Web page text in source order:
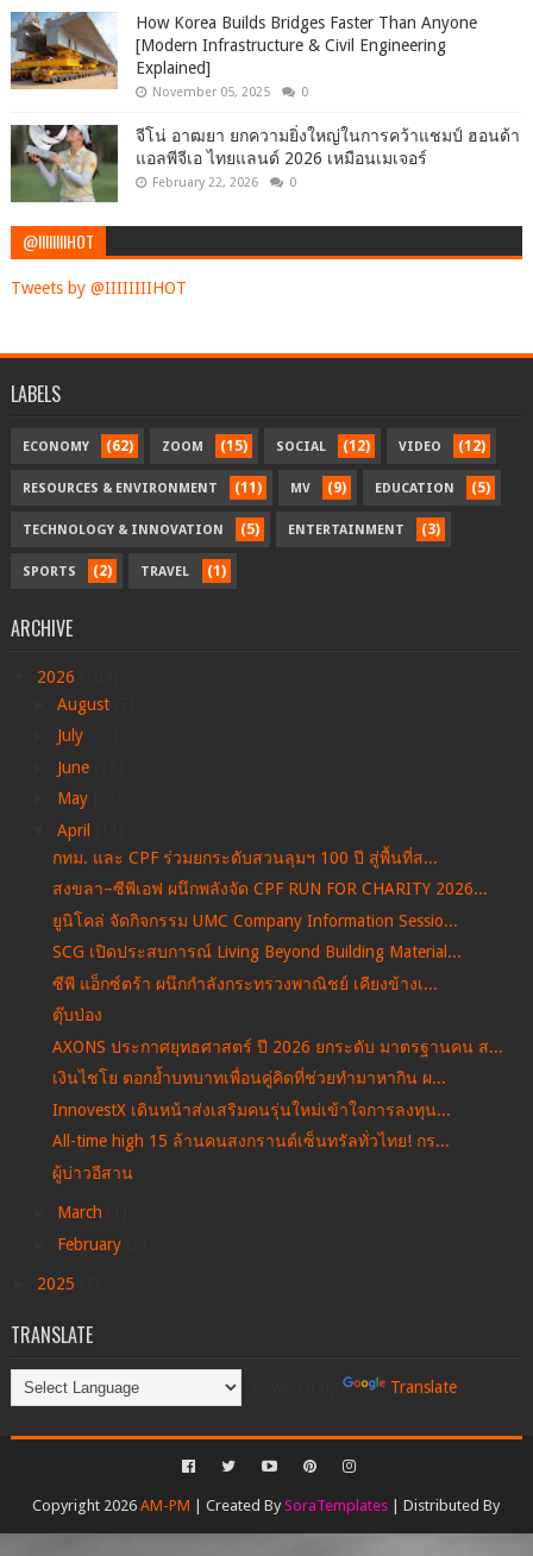
How Korea Builds Bridges Faster Than Anyone
[Modern Infrastructure & Civil Engineering
Explained]
November 05, 2025 0
จีโน่ อาฒยา ยกความยิ่งใหญ่ในการคว้าแชมป์ ฮอนด้า
แอลพีจีเอ ไทยแลนด์ 2026 เหมือนเมเจอร์
February 22, 2026 0
@IIIIIIIIHOT
Tweets by @IIIIIIIIHOT
LABELS
ECONOMY (62) ZOOM (15) SOCIAL (12) VIDEO (12)
RESOURCES & ENVIRONMENT (11) MV (9) EDUCATION (5)
TECHNOLOGY & INNOVATION (5) ENTERTAINMENT (3)
SPORTS (2) TRAVEL (1)
ARCHIVE
2026
August
July
June
May
April
กทม. และ CPF ร่วมยกระดับสวนลุมฯ 100 ปี สู่พื้นที่ส...
สงขลา–ซีพีเอฟ ผนึกพลังจัด CPF RUN FOR CHARITY 2026...
ยูนิโคล่ จัดกิจกรรม UMC Company Information Sessio...
SCG เปิดประสบการณ์ Living Beyond Building Material...
ซีพี แอ็กซ์ตร้า ผนึกกำลังกระทรวงพาณิชย์ เคียงข้างเ...
ตุ๊บป่อง
AXONS ประกาศยุทธศาสตร์ ปี 2026 ยกระดับ มาตรฐานคน ส...
เงินไชโย ตอกย้ำบทบาทเพื่อนคู่คิดที่ช่วยทำมาหากิน ผ...
InnovestX เดินหน้าส่งเสริมคนรุ่นใหม่เข้าใจการลงทุน...
All-time high 15 ล้านคนสงกรานต์เซ็นทรัลทั่วไทย! กร...
ผู้บ่าวอีสาน
March
February
2025
TRANSLATE
Translate
Copyright 2026AM-PM | Created BySoraTemplates | Distributed By